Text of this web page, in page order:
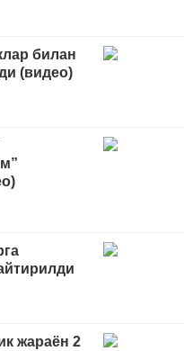
билан
(видео)
жараён 2